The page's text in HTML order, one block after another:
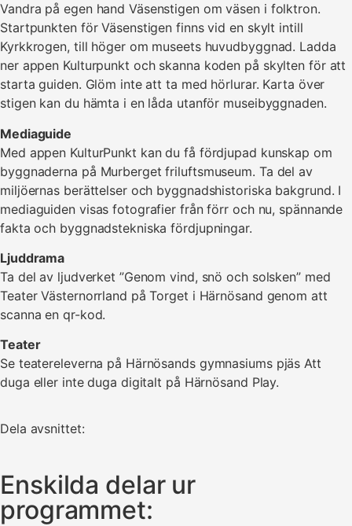
Vandra på egen hand Väsenstigen om väsen i folktron.
Startpunkten för Väsenstigen finns vid en skylt intill
Kyrkkrogen, till höger om museets huvudbyggnad. Ladda
ner appen Kulturpunkt och skanna koden på skylten för att
starta guiden. Glöm inte att ta med hörlurar. Karta över
stigen kan du hämta i en låda utanför museibyggnaden.
Mediaguide
Med appen KulturPunkt kan du få fördjupad kunskap om
byggnaderna på Murberget friluftsmuseum. Ta del av
miljöernas berättelser och byggnadshistoriska bakgrund. I
mediaguiden visas fotografier från förr och nu, spännande
fakta och byggnadstekniska fördjupningar.
Ljuddrama
Ta del av ljudverket ”Genom vind, snö och solsken” med
Teater Västernorrland på Torget i Härnösand genom att
scanna en qr-kod.
Teater
Se teatereleverna på Härnösands gymnasiums pjäs Att
duga eller inte duga digitalt på Härnösand Play.
Dela avsnittet:
Enskilda delar ur
programmet: